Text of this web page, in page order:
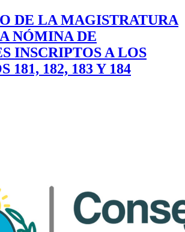
DE LA MAGISTRATURA
NÓMINA DE
INSCRIPTOS A LOS
181, 182, 183 Y 184